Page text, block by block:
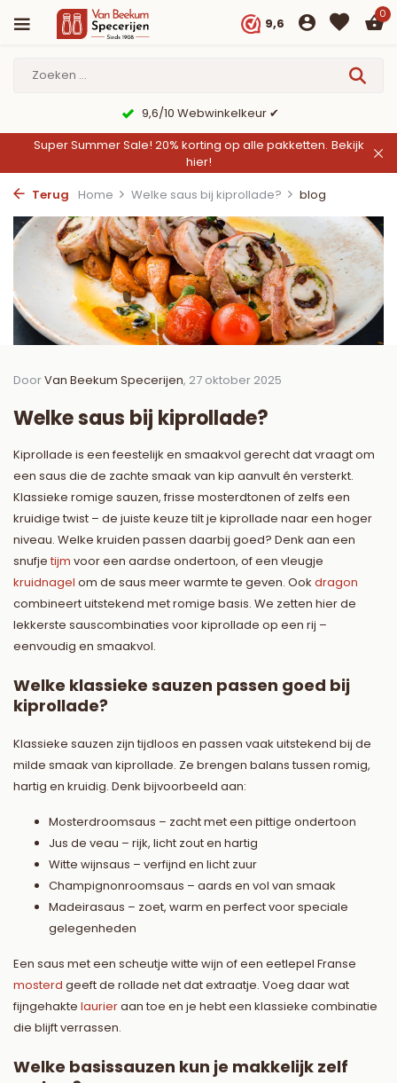
9,6
0
9,6/10 Webwinkelkeur ✔
Super Summer Sale! 20% korting op alle pakketten. Bekijk
hier!
Terug
Home Welke saus bij kiprollade? blog
DoorVan Beekum Specerijen, 27 oktober 2025
Welke saus bij kiprollade?
Kiprollade is een feestelijk en smaakvol gerecht dat vraagt om
een saus die de zachte smaak van kip aanvult én versterkt.
Klassieke romige sauzen, frisse mosterdtonen of zelfs een
kruidige twist – de juiste keuze tilt je kiprollade naar een hoger
niveau. Welke kruiden passen daarbij goed? Denk aan een
snufjetijm voor een aardse ondertoon, of een vleugje
kruidnagel om de saus meer warmte te geven. Ook dragon
combineert uitstekend met romige basis. We zetten hier de
lekkerste sauscombinaties voor kiprollade op een rij –
eenvoudig en smaakvol.
Welke klassieke sauzen passen goed bij
kiprollade?
Klassieke sauzen zijn tijdloos en passen vaak uitstekend bij de
milde smaak van kiprollade. Ze brengen balans tussen romig,
hartig en kruidig. Denk bijvoorbeeld aan:
Mosterdroomsaus – zacht met een pittige ondertoon
Jus de veau – rijk, licht zout en hartig
Witte wijnsaus – verfijnd en licht zuur
Champignonroomsaus – aards en vol van smaak
Madeirasaus – zoet, warm en perfect voor speciale
gelegenheden
Een saus met een scheutje witte wijn of een eetlepel Franse
mosterd geeft de rollade net dat extraatje. Voeg daar wat
fijngehakte laurieraan toe en je hebt een klassieke combinatie
die blijft verrassen.
Welke basissauzen kun je makkelijk zelf